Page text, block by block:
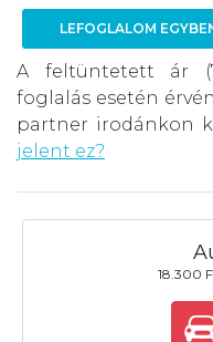
LEFOGLALOM
A feltüntetett ár
foglalás esetén
partner irodánkon
jelent ez?
18.300